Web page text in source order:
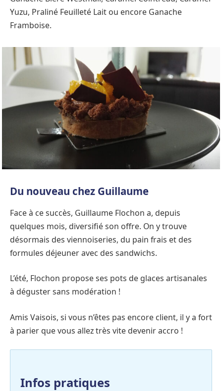
Yuzu, Praliné Feuilleté Lait ou encore Ganache
Framboise.
Du nouveau chez Guillaume
Face à ce succès, Guillaume Flochon a, depuis
quelques mois, diversifié son offre. On y trouve
désormais des viennoiseries, du pain frais et des
formules déjeuner avec des sandwichs.
L’été, Flochon propose ses pots de glaces artisanales
à déguster sans modération !
Amis Vaisois, si vous n’êtes pas encore client, il y a fort
à parier que vous allez très vite devenir accro !
Infos pratiques